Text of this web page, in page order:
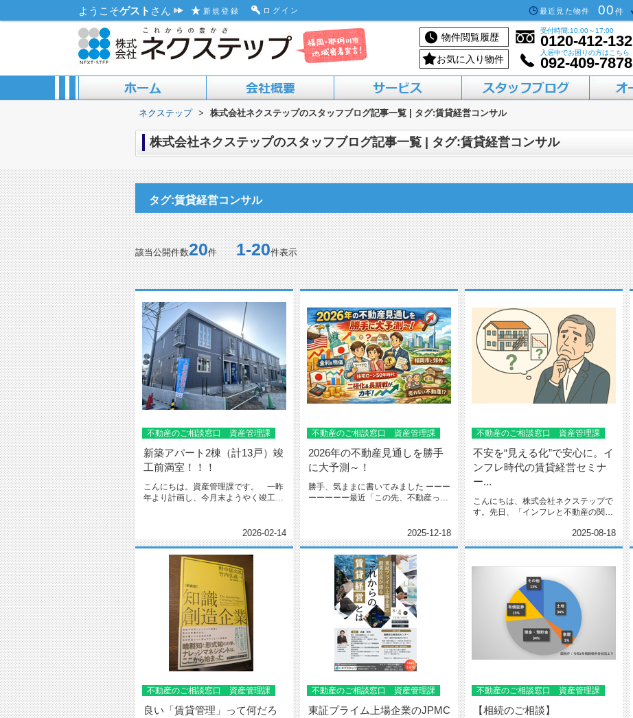
ようこそゲスト さん 新規登録 ログイン 最近見た物件 00 件
物件閲覧履歴
受付時間:10:00～17:00
0120-412-132
お気に入り物件
入居中でお困りの方はこちら
092-409-7878
ABOUT US
ACCESS MAP 買いたい方へ
借りたい方へ
売りたい方へ
貸したい方へ
活用したい方へ
ネクステップ > 株式会社ネクステップのスタッフブログ記事一覧 | タグ:賃貸経営コンサル
株式会社ネクステップのスタッフブログ記事一覧 | タグ:賃貸経営コンサル
タグ:賃貸経営コンサル
該当公開件数20件1-20件表示
不動産のご相談窓口 資産管理課
新築アパート2棟（計13戸）竣
工前満室！！！
こんにちは。資産管理課です。 一昨
年より計画し、今月末ようやく竣工す
2026-02-14
不動産のご相談窓口 資産管理課
2026年の不動産見通しを勝手
に大予測～！
勝手、気ままに書いてみました ーーー
ーーーーー最近「この先、不動産って
2025-12-18
不動産のご相談窓口 資産管理課
不安を“見える化”で安心に。イ
ンフレ時代の賃貸経営セミナ
ー...
こんにちは、株式会社ネクステップで
す。先日、「インフレと不動産の関係
2025-08-18
不動産のご相談窓口 資産管理課
良い「賃貸管理」って何だろ
不動産のご相談窓口 資産管理課
東証プライム上場企業のJPMC
不動産のご相談窓口 資産管理課
【相続のご相談】